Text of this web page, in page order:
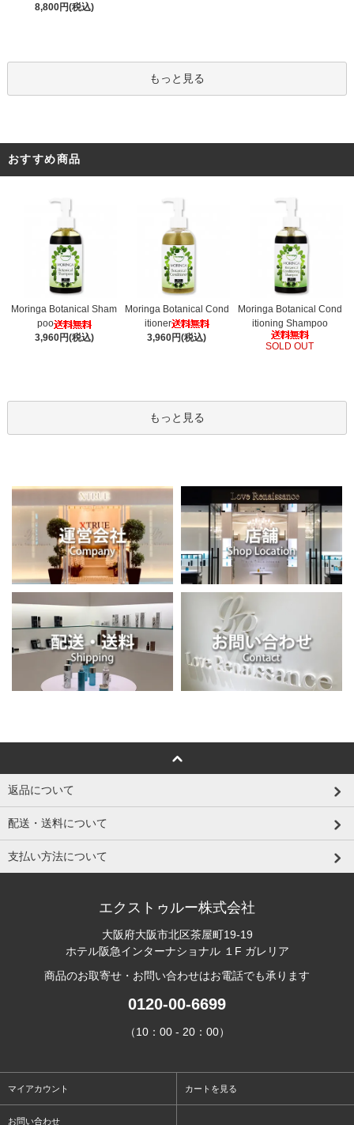
8,800円(税込)
もっと見る
おすすめ商品
Moringa Botanical Sham
poo
3,960円(税込)
Moringa Botanical Cond
itioner
3,960円(税込)
Moringa Botanical Cond
itioning Shampoo
SOLD OUT
もっと見る
返品について
配送・送料について
支払い方法について
エクストゥルー株式会社
大阪府大阪市北区茶屋町19-19
ホテル阪急インターナショナル １F ガレリア
商品のお取寄せ・お問い合わせはお電話でも承ります
0120-00-6699
（10：00 - 20：00）
マイアカウント カートを見る
お問い合わせ